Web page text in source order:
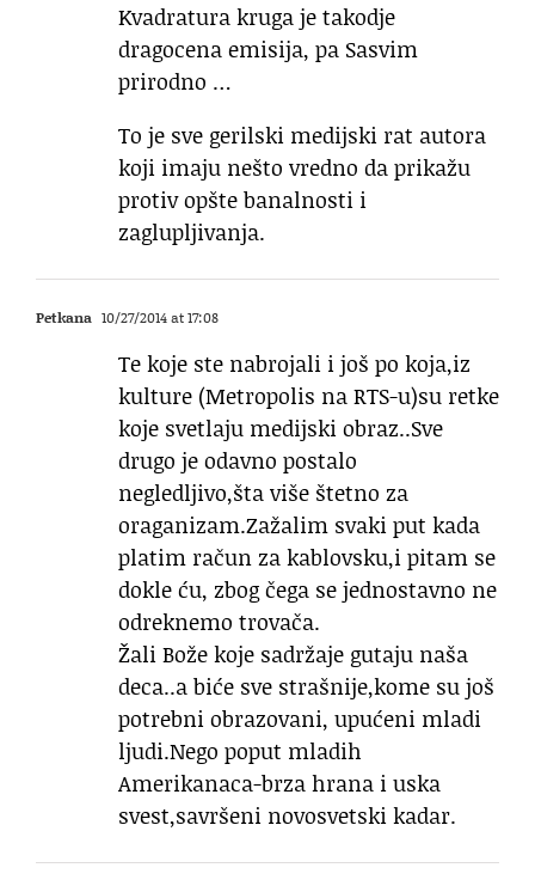
Kvadratura kruga je takodje
dragocena emisija, pa Sasvim
prirodno …
To je sve gerilski medijski rat autora
koji imaju nešto vredno da prikažu
protiv opšte banalnosti i
zaglupljivanja.
Petkana 10/27/2014 at 17:08
Te koje ste nabrojali i još po koja,iz
kulture (Metropolis na RTS-u)su retke
koje svetlaju medijski obraz..Sve
drugo je odavno postalo
negledljivo,šta više štetno za
oraganizam.Zažalim svaki put kada
platim račun za kablovsku,i pitam se
dokle ću, zbog čega se jednostavno ne
odreknemo trovača.
Žali Bože koje sadržaje gutaju naša
deca..a biće sve strašnije,kome su još
potrebni obrazovani, upućeni mladi
ljudi.Nego poput mladih
Amerikanaca-brza hrana i uska
svest,savršeni novosvetski kadar.